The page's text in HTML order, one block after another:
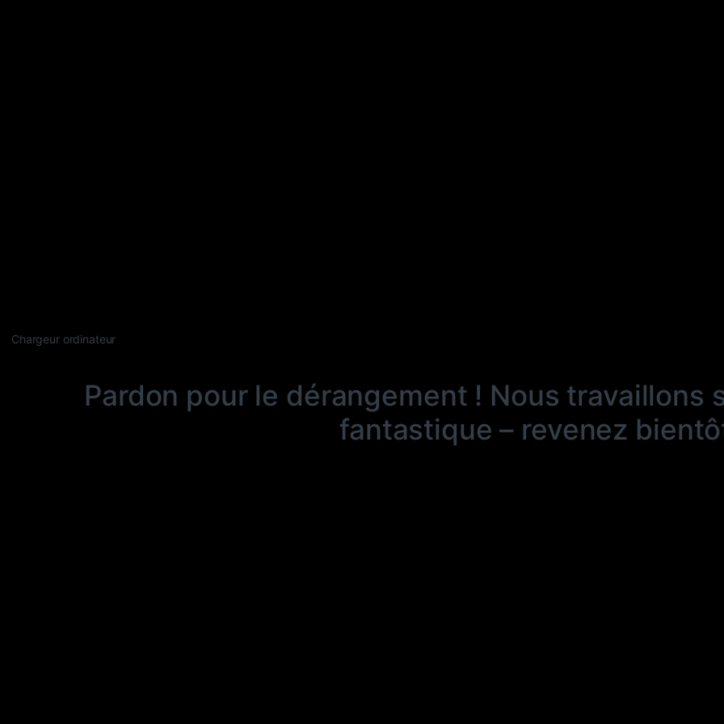
Chargeur ordinateur
Pardon pour le dérangement ! Nous travaillons
fantastique – revenez